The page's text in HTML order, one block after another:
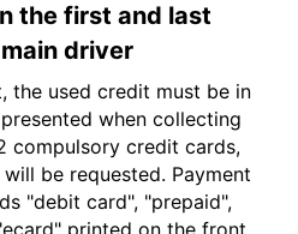
the first and last
driver
the used credit must be in
when collecting
compulsory credit cards,
be requested. Payment
"debit card", "prepaid",